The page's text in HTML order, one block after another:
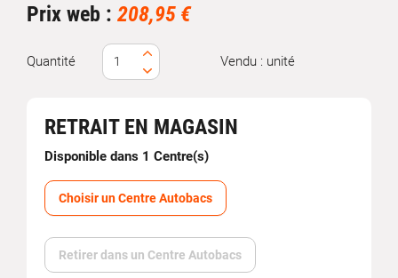
Prix web : 208,95 €
Quantité Vendu : unité
RETRAIT EN MAGASIN
Disponible dans 1 Centre(s)
Choisir un Centre Autobacs
Retirer dans un Centre Autobacs